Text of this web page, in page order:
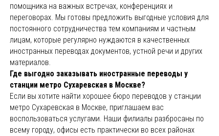
помощника на важных встречах, конференциях и
переговорах. Мы готовы предложить выгодные условия для
постоянного сотрудничества тем компаниям и частным
лицам, которые регулярно нуждаются в качественных
иностранных переводах документов, устной речи и других
материалов.
Где выгодно заказывать иностранные переводы у
станции метро Сухаревская в Москве?
Если вы хотите найти хорошее бюро переводов у станции
метро Сухаревская в Москве, приглашаем вас
воспользоваться услугами. Наши филиалы разбросаны по
всему городу, офисы есть практически во всех районах